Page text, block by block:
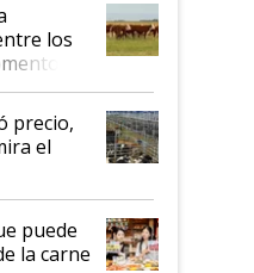
los
precio,
el
puede
la carne